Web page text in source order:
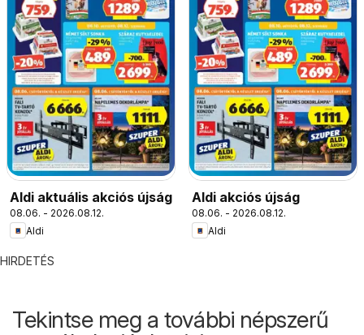
Aldi aktuális akciós újság
08.06. - 2026.08.12.
Aldi
Aldi akciós újság
08.06. - 2026.08.12.
Aldi
HIRDETÉS
Tekintse meg a további népszerű